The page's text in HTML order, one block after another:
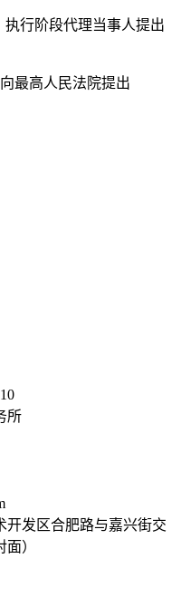
执行阶段代理当事人提出
最高人民法院提出
所
开发区合肥路与嘉兴街交
）